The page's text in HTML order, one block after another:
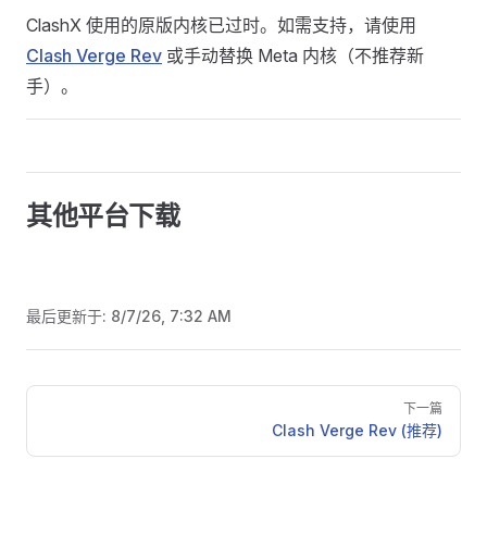
ClashX 使用的原版内核已过时。如需支持，请使用
Clash Verge Rev 或手动替换 Meta 内核（不推荐新
手）。
其他平台下载
最后更新于: 8/7/26, 7:32 AM
Pager
下一篇
Clash Verge Rev (推荐)